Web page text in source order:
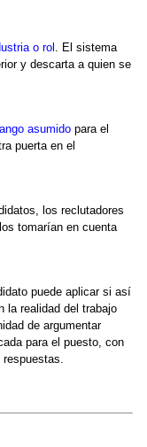
o rol . El sistema
y descarta a quien se
asumidopara el
puerta en el
los reclutadores
tomarían en cuenta
puede aplicar si así
la realidad del trabajo
de argumentar
para el puesto, con